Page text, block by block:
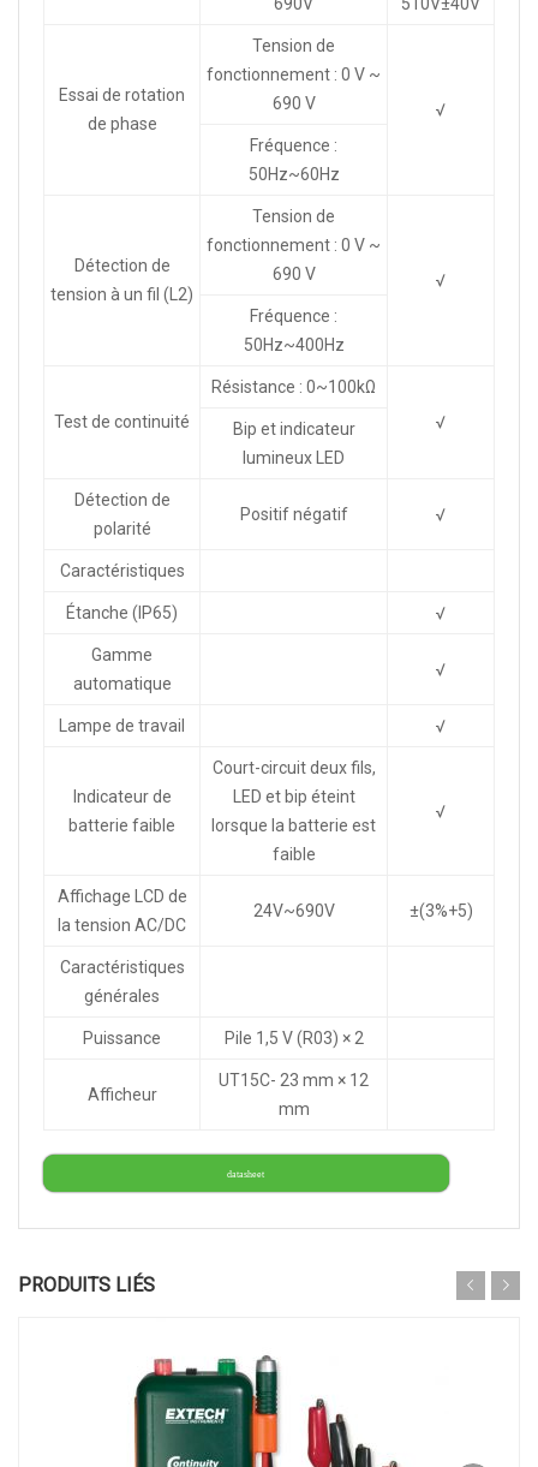
Essai de rotation
de phase
Tension de
fonctionnement : 0 V ~
690 V
√
Fréquence :
50Hz~60Hz
Détection de
tension à un fil (L2)
Tension de
fonctionnement : 0 V ~
690 V
√
Fréquence :
50Hz~400Hz
Test de continuité
Résistance : 0~100kΩ
√
Bip et indicateur
lumineux LED
Détection de
polarité
Positif négatif √
Caractéristiques
Étanche (IP65) √
Gamme
automatique
√
Lampe de travail √
Indicateur de
batterie faible
Court-circuit deux fils,
LED et bip éteint
lorsque la batterie est
faible
√
Affichage LCD de
la tension AC/DC
24V~690V ±(3%+5)
Caractéristiques
générales
Puissance Pile 1,5 V (R03) × 2
Afficheur
UT15C- 23 mm × 12
mm
datasheet
PRODUITS LIÉS